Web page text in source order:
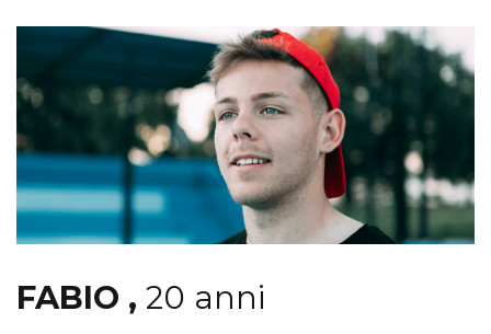
definibili e altre legate a
stati irritativi della mucosa
nasale. A provocare queste
irritazioni concorrono
diversi fattori ambientali
come ad esempio
l’inquinamento
coinvolti nella rinite?
FABIO , 20 anni